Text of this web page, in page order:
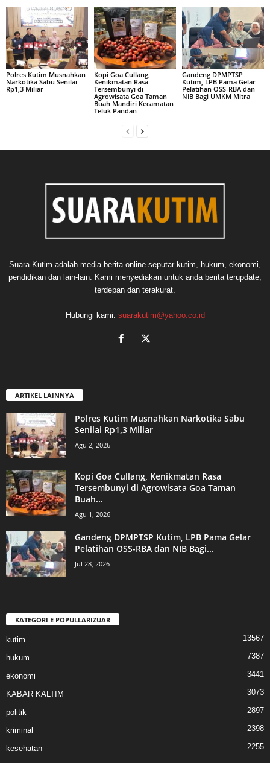
Polres Kutim Musnahkan
Narkotika Sabu Senilai
Rp1,3 Miliar
Kopi Goa Cullang,
Kenikmatan Rasa
Tersembunyi di
Agrowisata Goa Taman
Buah Mandiri Kecamatan
Teluk Pandan
Gandeng DPMPTSP
Kutim, LPB Pama Gelar
Pelatihan OSS-RBA dan
NIB Bagi UMKM Mitra
Suara Kutim adalah media berita online seputar kutim, hukum, ekonomi,
pendidikan dan lain-lain. Kami menyediakan untuk anda berita terupdate,
terdepan dan terakurat.
Hubungi kami: suarakutim@yahoo.co.id
ARTIKEL LAINNYA
Polres Kutim Musnahkan Narkotika Sabu
Senilai Rp1,3 Miliar
Agu 2, 2026
Kopi Goa Cullang, Kenikmatan Rasa
Tersembunyi di Agrowisata Goa Taman
Buah...
Agu 1, 2026
Gandeng DPMPTSP Kutim, LPB Pama Gelar
Pelatihan OSS-RBA dan NIB Bagi...
Jul 28, 2026
KATEGORI E POPULLARIZUAR
kutim 13567
hukum 7387
ekonomi 3441
KABAR KALTIM 3073
politik 2897
kriminal 2398
kesehatan 2255